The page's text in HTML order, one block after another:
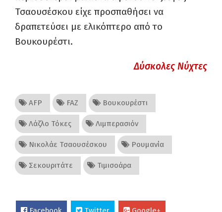
Τσαουσέσκου είχε προσπαθήσει να
δραπετεύσει με ελικόπτερο από το
Βουκουρέστι.
Δύσκολες Νύχτες
AFP FAZ Βουκουρέστι
Λάζλο Τόκες Λιμπερασιόν
Νικολάε Τσαουσέσκου Ρουμανία
Σεκουριτάτε Τιμισοάρα